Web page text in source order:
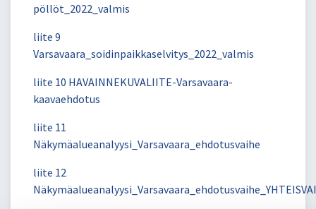
pöllöt_2022_valmis
liite 9
Varsavaara_soidinpaikkaselvitys_2022_valmis
liite 10 HAVAINNEKUVALIITE-Varsavaara-
kaavaehdotus
liite 11
Näkymäalueanalyysi_Varsavaara_ehdotusvaihe
liite 12